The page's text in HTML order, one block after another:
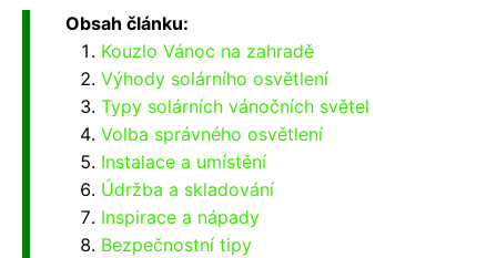
Obsah článku:
Kouzlo Vánoc na zahradě
Výhody solárního osvětlení
Typy solárních vánočních světel
Volba správného osvětlení
Instalace a umístění
Údržba a skladování
Inspirace a nápady
Bezpečnostní tipy